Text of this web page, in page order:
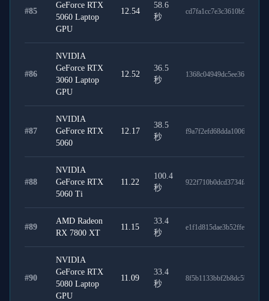
#85
GeForce RTX
5060 Laptop
GPU
12.54
58.6
秒
cd7fa1cc7e3c3610b908
#86
NVIDIA
GeForce RTX
3060 Laptop
GPU
12.52
36.5
秒
1368c04949dc5ee360eb
#87
NVIDIA
GeForce RTX
5060
12.17
38.5
秒
f9a7f2efd68dda1006f7
#88
NVIDIA
GeForce RTX
5060 Ti
11.22
100.4
秒
922f710b0dcd3734fa60
#89
AMD Radeon
RX 7800 XT
11.15
33.4
秒
e1f1d815dae3b52ffe6d
#90
NVIDIA
GeForce RTX
5080 Laptop
GPU
11.09
33.4
秒
8f5b1133bbf2b8dc5b5d